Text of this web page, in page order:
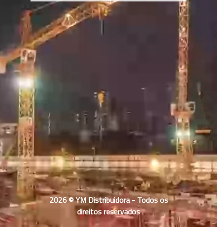
2026 © YM Distribuidora - Todos os
direitos reservados